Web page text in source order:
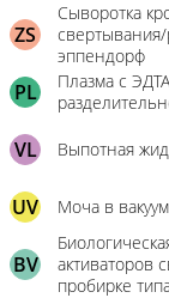
ZS
Сыворотка
эппендорф
PL
Плазма с
VL Выпотная
UV Моча в
BV
активаторов
пробирке